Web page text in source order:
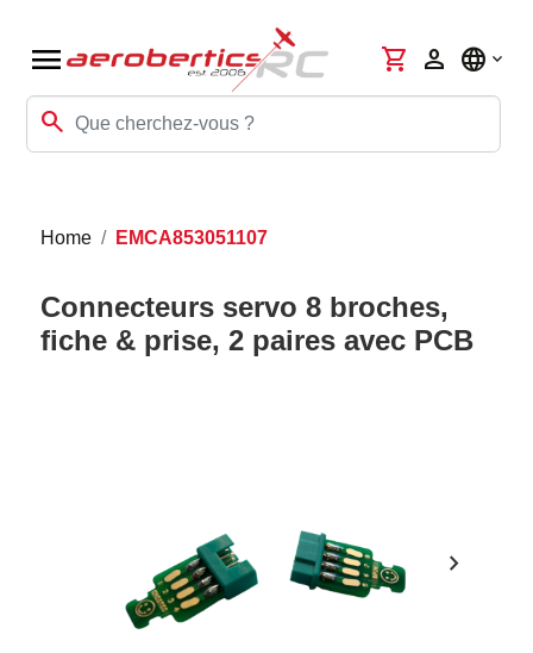
menu
search
shopping_cart person language
Home EMCA853051107
Connecteurs servo 8 broches,
fiche & prise, 2 paires avec PCB
chevron_right